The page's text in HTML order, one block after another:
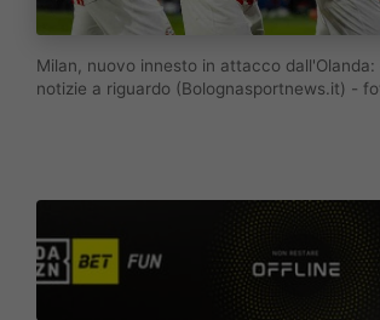
Milan, nuovo innesto in attacco
notizie a riguardo (Bolognasportnews.it) -